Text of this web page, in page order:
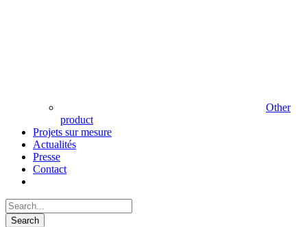
Other
product
Projets sur mesure
Actualités
Presse
Contact